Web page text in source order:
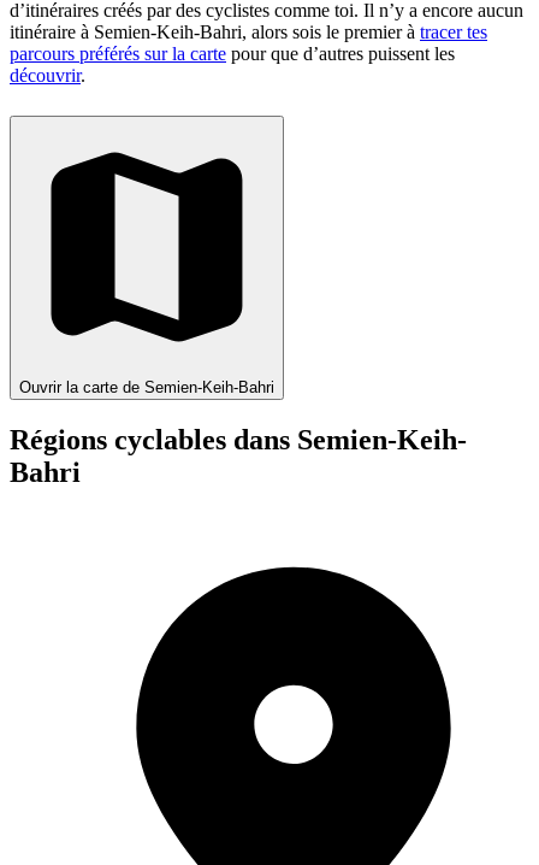
d’itinéraires créés par des cyclistes comme toi. Il n’y a encore aucun
itinéraire à Semien-Keih-Bahri, alors sois le premier à tracer tes
parcours préférés sur la carte pour que d’autres puissent les
découvrir.
Ouvrir la carte de Semien-Keih-Bahri
Régions cyclables dans Semien-Keih-
Bahri